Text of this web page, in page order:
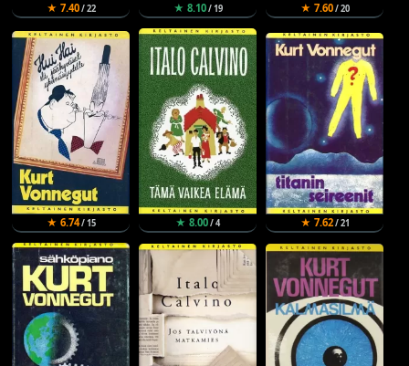
★ 7.40/ 22 ★ 8.10/ 19 ★ 7.60/ 20
★ 6.74/ 15 ★ 8.00/ 4 ★ 7.62/ 21